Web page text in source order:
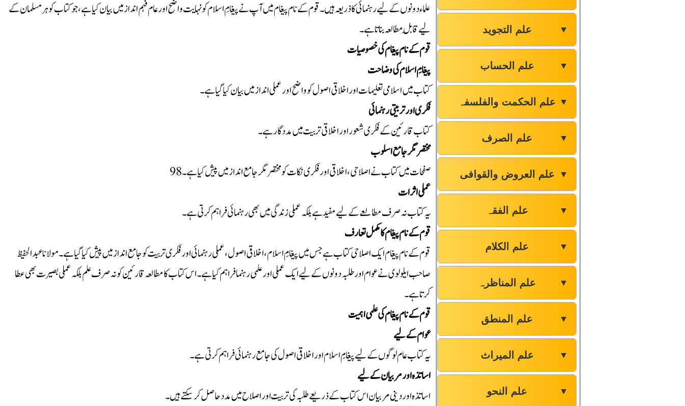
علماء دونوں کے لیے رہنمائی کا ذریعہ ہیں۔ قوم کے نام پیغام میں آپ نے پیغامِ اسلام کو نہایت واضح اور عام فہم انداز میں بیان کیا ہے، جو کتاب کو ہر مسلمان کے
لیے قابلِ مطالعہ بناتا ہے۔
قوم کے نام پیغام کی خصوصیات
پیغامِ اسلام کی وضاحت
کتاب میں اسلامی تعلیمات اور اخلاقی اصول کو واضح اور عملی انداز میں بیان کیا گیا ہے۔
فکری اور تربیتی رہنمائی
کتاب قارئین کے فکری شعور اور اخلاقی تربیت میں مددگار ہے۔
مختصر مگر جامع اسلوب
98 صفحات میں کتاب نے اصلاحی، اخلاقی اور فکری نکات کو مختصر مگر جامع انداز میں پیش کیا ہے۔
عملی اثرات
یہ کتاب نہ صرف مطالعے کے لیے مفید ہے بلکہ عملی زندگی میں بھی رہنمائی فراہم کرتی ہے۔
قوم کے نام پیغام کا مکمل تعارف
قوم کے نام پیغام ایک اصلاحی کتاب ہے جس میں پیغامِ اسلام، اخلاقی اصول، عملی رہنمائی اور فکری تربیت کو جامع انداز میں پیش کیا گیا ہے۔ مولانا عبدالحفیظ
صاحب ایلولوی نے عوام اور طلبہ دونوں کے لیے ایک عملی اور علمی رہنما فراہم کیا ہے۔ اس کتاب کا مطالعہ قارئین کو نہ صرف علم بلکہ عملی بصیرت بھی عطا
کرتا ہے۔
قوم کے نام پیغام کی علمی اہمیت
عوام کے لیے
یہ کتاب عام لوگوں کے لیے پیغامِ اسلام اور اخلاقی اصول کی جامع رہنمائی فراہم کرتی ہے۔
اساتذہ اور مربیان کے لیے
اساتذہ اور دینی مربیان اس کتاب کے ذریعے طلبہ کی تربیت اور اصلاح میں مدد حاصل کر سکتے ہیں۔
علم التجوید ▼
علم الحساب ▼
علم الحکمت والفلسفہ ▼
علم الصرف ▼
علم العروض والقوافی ▼
علم الفقہ ▼
علم الکلام ▼
علم المناظرہ ▼
علم المنطق ▼
علم المیراث ▼
علم النحو ▼